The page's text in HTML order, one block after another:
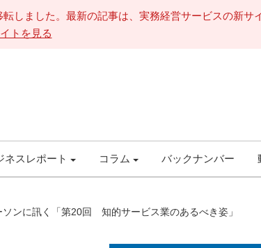
しました。最新の記事は、実務経営サービスの新サ
トを見る
ネスレポート コラム バックナンバー
ンに訊く「第20回 知的サービス業のあるべき姿」